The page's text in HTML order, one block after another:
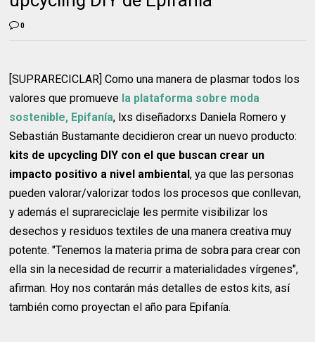
0
[SUPRARECICLAR] Como una manera de plasmar todos los
valores que promueve la plataforma sobre moda
sostenible, Epifanía, lxs diseñadorxs Daniela Romero y
Sebastián Bustamante decidieron crear un nuevo producto:
kits de upcycling DIY con el que buscan crear un
impacto positivo a nivel ambiental, ya que las personas
pueden valorar/valorizar todos los procesos que conllevan,
y además el suprareciclaje les permite visibilizar los
desechos y residuos textiles de una manera creativa muy
potente. "Tenemos la materia prima de sobra para crear con
ella sin la necesidad de recurrir a materialidades vírgenes",
afirman. Hoy nos contarán más detalles de estos kits, así
también como proyectan el año para Epifanía.